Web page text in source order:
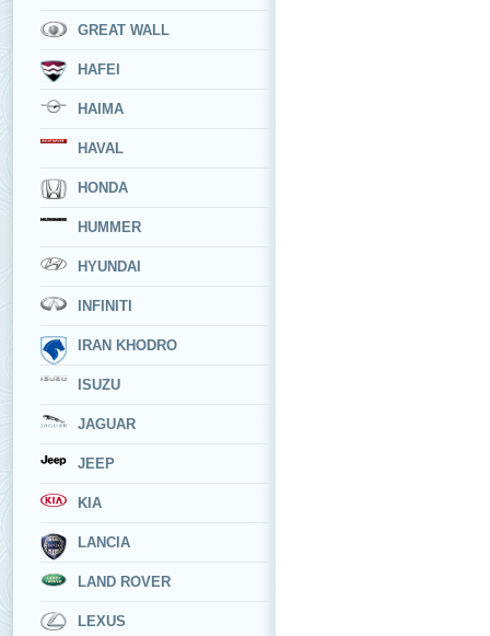
GREAT WALL
HAFEI
HAIMA
HAVAL
HONDA
HUMMER
HYUNDAI
INFINITI
IRAN KHODRO
ISUZU
JAGUAR
JEEP
KIA
LANCIA
LAND ROVER
LEXUS